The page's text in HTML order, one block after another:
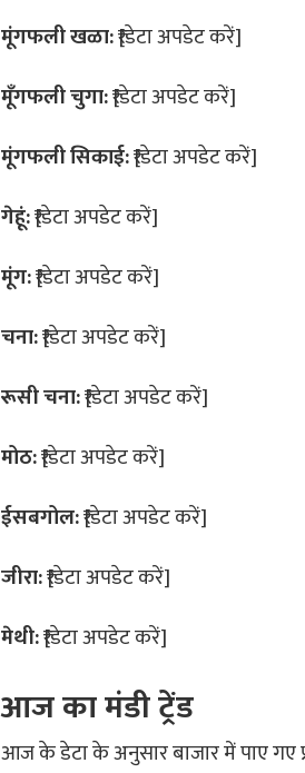
मूंगफली खळा:₹[डेटा अपडेट करें]
मूँगफली चुगा:₹[डेटा अपडेट करें]
मूंगफली सिकाई:₹[डेटा अपडेट करें]
गेहूं:₹[डेटा अपडेट करें]
मूंग:₹[डेटा अपडेट करें]
चना:₹[डेटा अपडेट करें]
रूसी चना:₹[डेटा अपडेट करें]
मोठ:₹[डेटा अपडेट करें]
ईसबगोल:₹[डेटा अपडेट करें]
जीरा:₹[डेटा अपडेट करें]
मेथी:₹[डेटा अपडेट करें]
आज का मंडी ट्रेंड
आज के डेटा के अनुसार बाजार में पाए गए